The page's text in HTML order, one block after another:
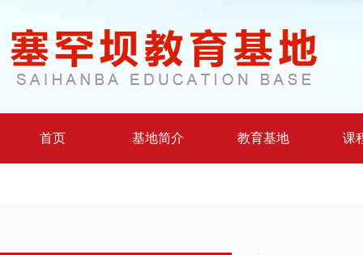
首页 基地简介 教育基地 课